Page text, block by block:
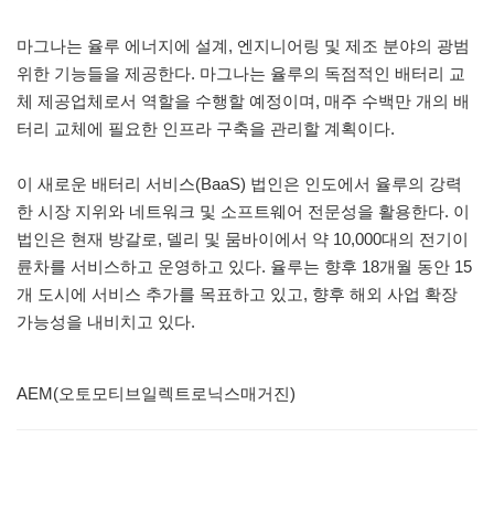
마그나는 율루 에너지에 설계, 엔지니어링 및 제조 분야의 광범
위한 기능들을 제공한다. 마그나는 율루의 독점적인 배터리 교
체 제공업체로서 역할을 수행할 예정이며, 매주 수백만 개의 배
터리 교체에 필요한 인프라 구축을 관리할 계획이다.
이 새로운 배터리 서비스(BaaS) 법인은 인도에서 율루의 강력
한 시장 지위와 네트워크 및 소프트웨어 전문성을 활용한다. 이
법인은 현재 방갈로, 델리 및 뭄바이에서 약 10,000대의 전기이
륜차를 서비스하고 운영하고 있다. 율루는 향후 18개월 동안 15
개 도시에 서비스 추가를 목표하고 있고, 향후 해외 사업 확장
가능성을 내비치고 있다.
AEM(오토모티브일렉트로닉스매거진)